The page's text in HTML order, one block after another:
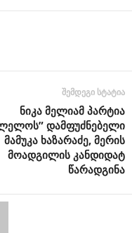
შემდეგი სტატია
ნიკა მელიამ პარტია
დამფუძნებელი
მამუკა ხაზარაძე, მერის
მოადგილის კანდიდატ
წარადგინა